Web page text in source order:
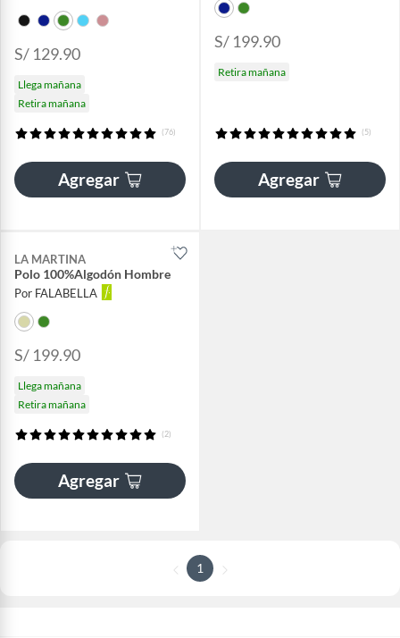
S/ 129.90
Llega mañana
Retira mañana
(76)
Agregar
S/ 199.90
Retira mañana
(5)
Agregar
LA MARTINA
Polo 100%Algodón Hombre
Por FALABELLA
S/ 199.90
Llega mañana
Retira mañana
(2)
Agregar
1